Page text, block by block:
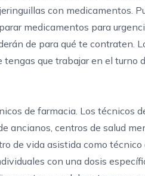
con medicamentos.
medicamentos para
de para qué te contraten.
que trabajar en el turno
de farmacia. Los técnicos
ancianos, centros de salud
de vida asistida como técnico
con una dosis